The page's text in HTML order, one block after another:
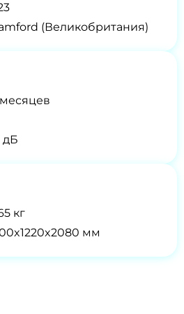
(Великобритания)
месяцев
дБ
кг
мм